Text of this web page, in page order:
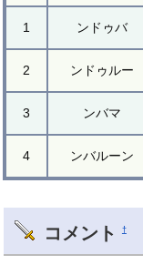
1 ンドゥバ
2 ンドゥルー
3 ンバマ
4 ンバルーン
コメント †